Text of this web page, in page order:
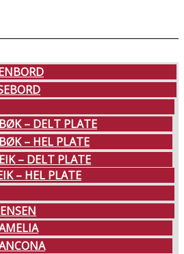
BØK – DELT PLATE
BØK – HEL PLATE
EIK – DELT PLATE
– HEL PLATE